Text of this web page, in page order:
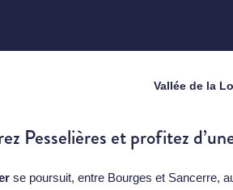
Vallée de la
Pesselières et profitez
se poursuit, entre Bourges et Sancerre,